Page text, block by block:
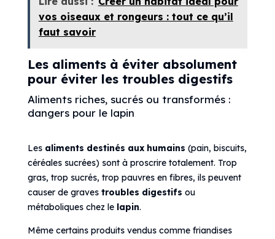
vos oiseaux et rongeurs : tout ce qu’il
faut savoir
Les aliments à éviter absolument
pour éviter les troubles digestifs
Aliments riches, sucrés ou transformés :
dangers pour le lapin
Les aliments destinés aux humains (pain, biscuits,
céréales sucrées) sont à proscrire totalement. Trop
gras, trop sucrés, trop pauvres en fibres, ils peuvent
causer de graves troubles digestifs ou
métaboliques chez le lapin.
Même certains produits vendus comme friandises